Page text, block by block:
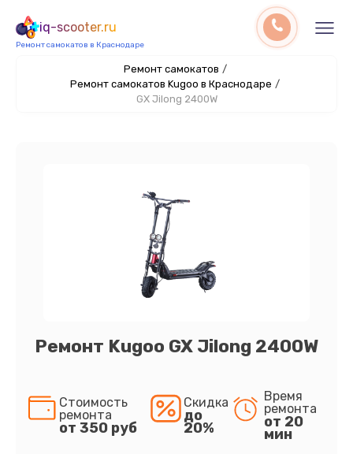
iq-scooter.ru
Ремонт самокатов в Краснодаре
Ремонт самокатов /
Ремонт самокатов Kugoo в Краснодаре /
GX Jilong 2400W
Ремонт Kugoo GX Jilong 2400W
Стоимость
ремонта
от 350 руб
Скидка
до
20%
Время
ремонта
от 20
мин